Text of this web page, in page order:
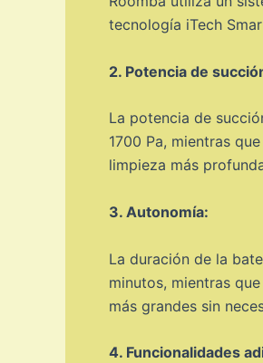
tecnología iTech
2. Potencia de
La potencia de
1700 Pa, mientras
limpieza más
3. Autonomía:
La duración de la
minutos, mientras
más grandes sin
4. Funcionalidades